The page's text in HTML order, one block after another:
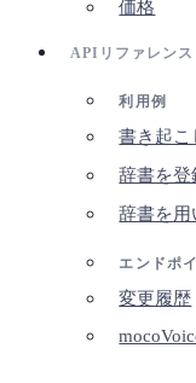
価格
APIリファレンス
利用例
書き起こ
辞書を登
辞書を用
エンドポ
変更履歴